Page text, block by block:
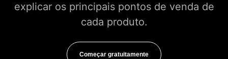
explicar os principais pontos de venda de
cada produto.
Começar gratuitamente